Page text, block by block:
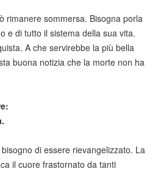
rimanere sommersa. Bisogna porla
e di tutto il sistema della sua vita.
A che servirebbe la più bella
buona notizia che la morte non ha
di essere rievangelizzato. La
il cuore frastornato da tanti